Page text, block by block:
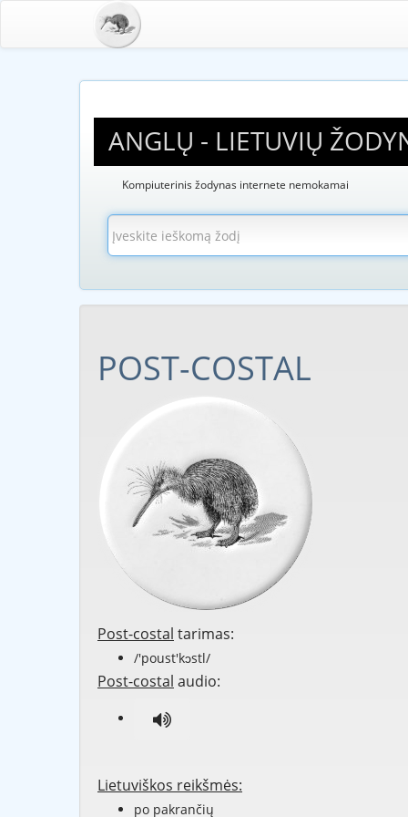
ANGLŲ - LIETUVIŲ
Kompiuterinis žodynas internete nemokamai
POST-COSTAL
Post-costal tarimas:
/'poust'kɔstl/
Post-costal audio:
Lietuviškos reikšmės:
po pakrančių